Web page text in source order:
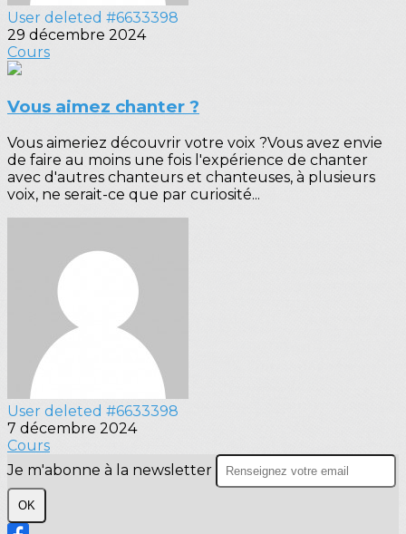
User deleted #6633398
29 décembre 2024
Cours
Vous aimez chanter ?
Vous aimeriez découvrir votre voix ?Vous avez envie
de faire au moins une fois l'expérience de chanter
avec d'autres chanteurs et chanteuses, à plusieurs
voix, ne serait-ce que par curiosité...
User deleted #6633398
7 décembre 2024
Cours
Je m'abonne à la newsletter
OK